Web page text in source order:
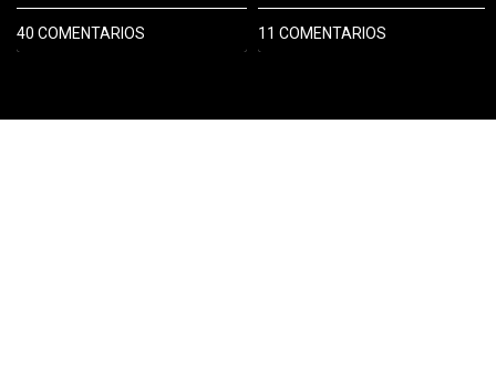
40 COMENTARIOS 11 COMENTARIOS